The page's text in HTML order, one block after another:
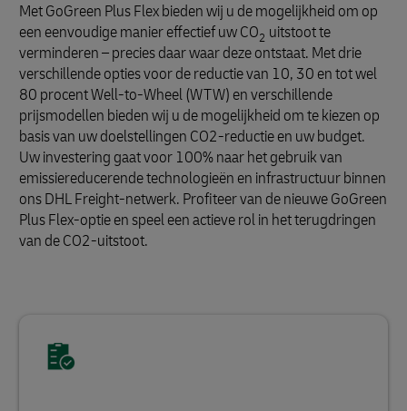
Met GoGreen Plus Flex bieden wij u de mogelijkheid om op
een eenvoudige manier effectief uw CO2 uitstoot te
verminderen – precies daar waar deze ontstaat. Met drie
verschillende opties voor de reductie van 10, 30 en tot wel
80 procent Well-to-Wheel (WTW) en verschillende
prijsmodellen bieden wij u de mogelijkheid om te kiezen op
basis van uw doelstellingen CO2-reductie en uw budget.
Uw investering gaat voor 100% naar het gebruik van
emissiereducerende technologieën en infrastructuur binnen
ons DHL Freight-netwerk. Profiteer van de nieuwe GoGreen
Plus Flex-optie en speel een actieve rol in het terugdringen
van de CO2-uitstoot.